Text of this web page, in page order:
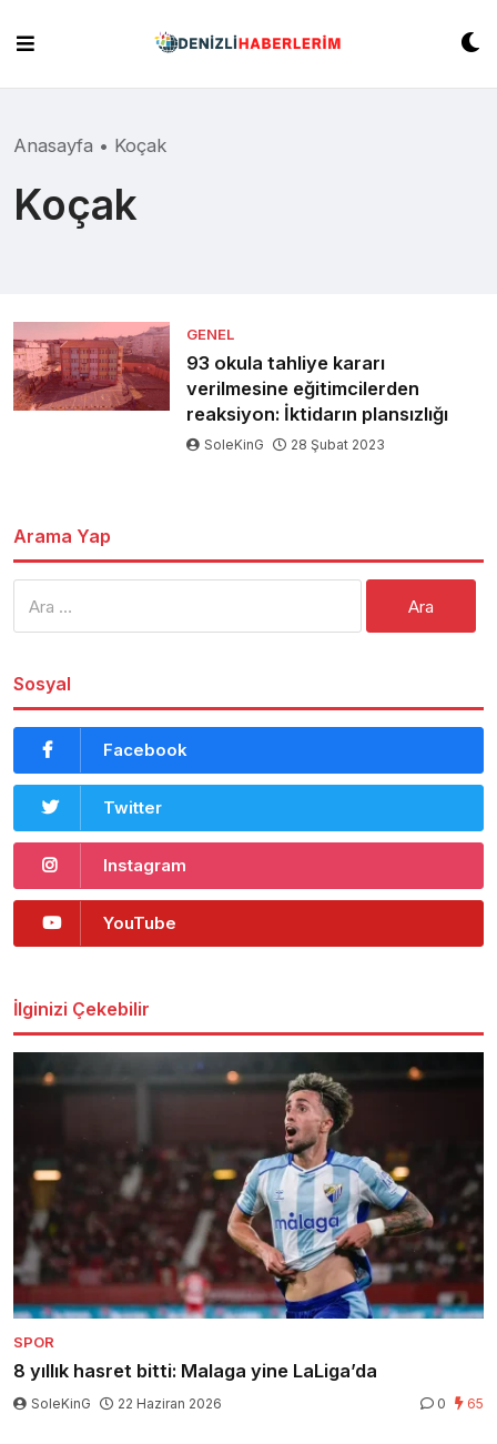
content
Anasayfa • Koçak
Koçak
GENEL
93 okula tahliye kararı
verilmesine eğitimcilerden
reaksiyon: İktidarın plansızlığı
SoleKinG 28 Şubat 2023
Arama Yap
Sosyal
Facebook
Twitter
Instagram
YouTube
İlginizi Çekebilir
SPOR
8 yıllık hasret bitti: Malaga yine LaLiga’da
SoleKinG 22 Haziran 2026 0 65